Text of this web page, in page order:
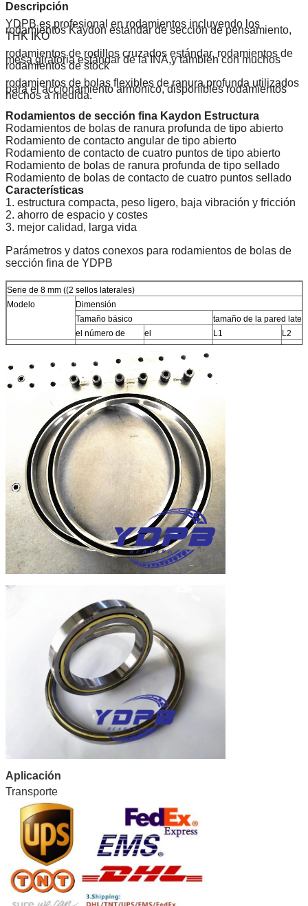
Descripción
YDPB es profesional en rodamientos incluyendo los
rodamientos Kaydon estándar de sección de pensamiento,
THK IKO
rodamientos de rodillos cruzados estándar, rodamientos de
mesa giratoria estándar de la INA,y también con muchos
rodamientos de stock
rodamientos de bolas flexibles de ranura profunda utilizados
para el accionamiento armónico, disponibles rodamientos
hechos a medida.
Rodamientos de sección fina Kaydon Estructura
Rodamientos de bolas de ranura profunda de tipo abierto
Rodamiento de contacto angular de tipo abierto
Rodamiento de contacto de cuatro puntos de tipo abierto
Rodamiento de bolas de ranura profunda de tipo sellado
Rodamiento de bolas de contacto de cuatro puntos sellado
Características
1. estructura compacta, peso ligero, baja vibración y fricción
2. ahorro de espacio y costes
3. mejor calidad, larga vida
Parámetros y datos conexos para rodamientos de bolas de
sección fina de YDPB
Serie de 8 mm ((2 sellos laterales)
Modelo
Dimensión
Tamaño básico
tamaño de la pared
el número de
el L1
L2
J05008CP0
50 66 56.55 59.42
Aplicación
Transporte